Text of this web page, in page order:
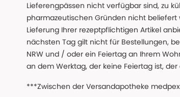
Lieferengpässen nicht verfügbar sind, zu
pharmazeutischen Gründen nicht
Lieferung Ihrer rezeptpflichtigen Artikel
nächsten Tag gilt nicht für Bestellungen,
NRW und / oder ein Feiertag an Ihrem
an dem Werktag, der keine Feiertag ist,
***Zwischen der Versandapotheke